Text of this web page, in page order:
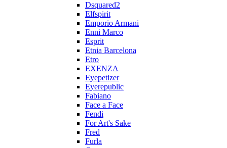
Dsquared2
Elfspirit
Emporio Armani
Enni Marco
Esprit
Etnia Barcelona
Etro
EXENZA
Eyepetizer
Eyerepublic
Fabiano
Face a Face
Fendi
For Art's Sake
Fred
Furla